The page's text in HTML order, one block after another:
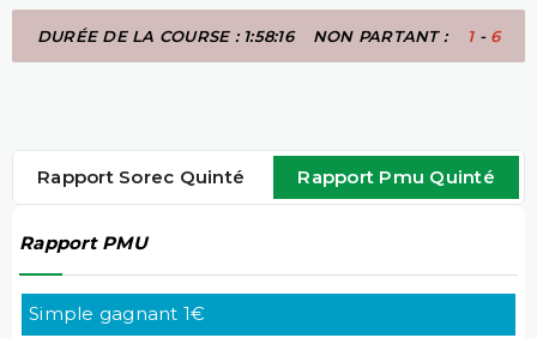
DURÉE DE LA COURSE : 1:58:16 NON PARTANT : 1- 6
Rapport Sorec Quinté Rapport Pmu Quinté
Rapport PMU
Simple gagnant 1€